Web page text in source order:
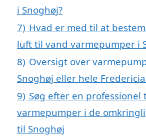
i Snoghøj?
7) Hvad er med til at
luft til vand varmepumper i
8) Oversigt over
Snoghøj eller hele
9) Søg efter en
varmepumper i de
til Snoghøj